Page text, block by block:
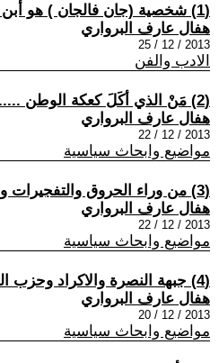
(1) شخصية (جان فالجان ) هو أبن عمي الغالي (أحمد) ؟؟
هفال عارف البرواري
2013 / 12 / 25
الادب والفن
(2) مَنْ الذي أكَلَ كعكة الوطن ......!!
هفال عارف البرواري
2013 / 12 / 22
مواضيع وابحاث سياسية
(3) من وراء الحروق والتفجيرات والاستثمارات ..............!!!
هفال عارف البرواري
2013 / 12 / 22
مواضيع وابحاث سياسية
(4) جبهة النصرة والاكراد وحزب الله مع أسده الضِرغام ....
هفال عارف البرواري
2013 / 12 / 20
مواضيع وابحاث سياسية